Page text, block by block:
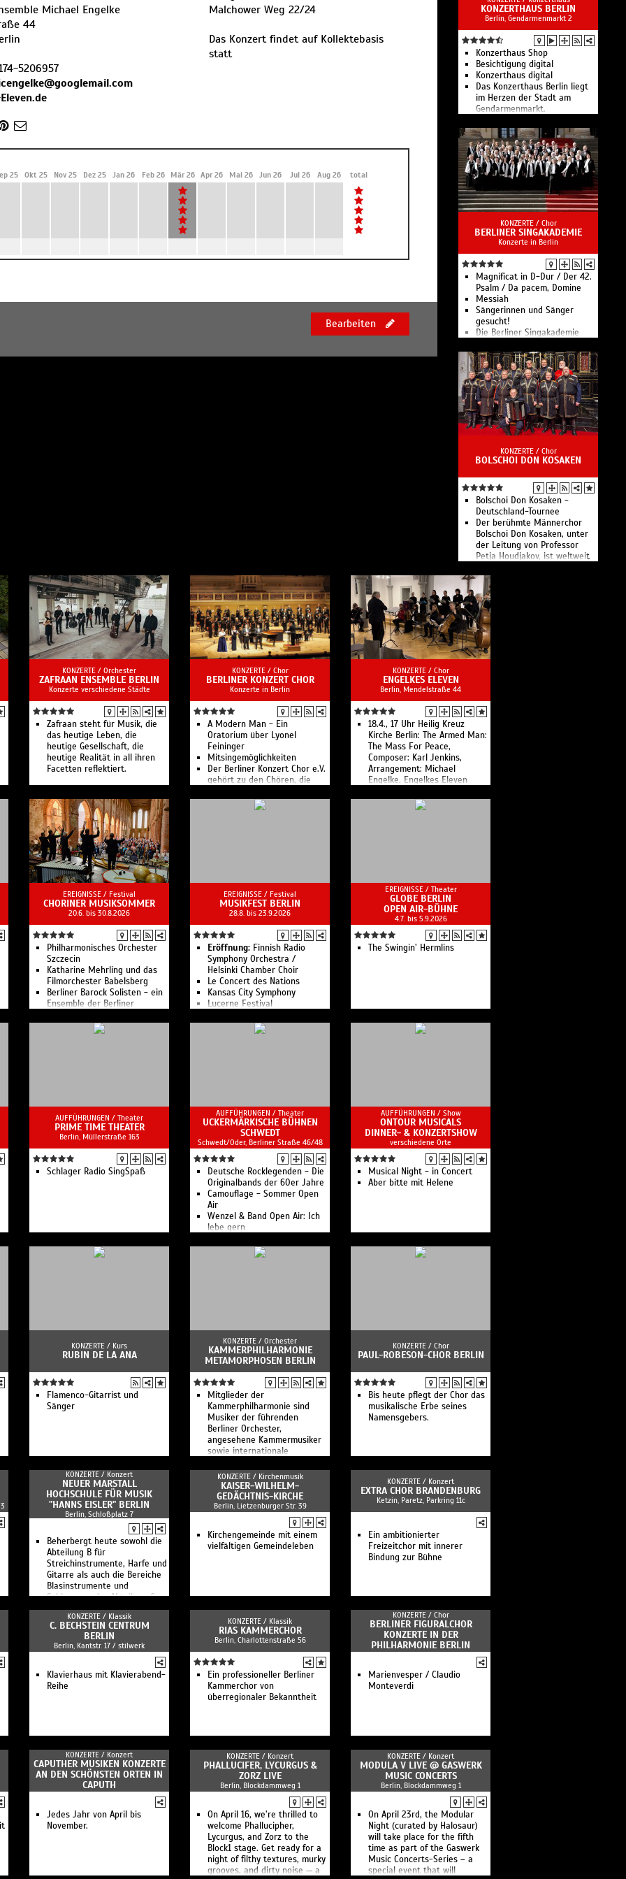
Michael Engelke
44
5206957
Malchower Weg 22/24
Das Konzert findet auf Kollektebasis
statt
25 Okt 25 Nov 25 Dez 25 Jan 26 Feb 26 Mär 26 Apr 26 Mai 26 Jun 26 Jul 26 Aug 26 total
Bearbeiten
Berlin
Konzerte der Berliner
Philharmoniker
KONZERTHAUS BERLIN
Berlin, Gendarmenmarkt 2
Konzerthaus Shop
Besichtigung digital
Konzerthaus digital
Das Konzerthaus Berlin liegt
im Herzen der Stadt am
Gendarmenmarkt.
KONZERTE / Chor
BERLINER SINGAKADEMIE
Konzerte in Berlin
Magnificat in D-Dur / Der 42.
Psalm / Da pacem, Domine
Messiah
Sängerinnen und Sänger
gesucht!
Die Berliner Singakademie
Oratorienchören Berlins.
KONZERTE / Chor
BOLSCHOI DON KOSAKEN
Bolschoi Don Kosaken -
Deutschland-Tournee
Der berühmte Männerchor
Bolschoi Don Kosaken, unter
der Leitung von Professor
Petja Houdjakov, ist weltweit
ausschließlich aus
Opernsolisten besteht.
KONZERTE / Orchester
ZAFRAAN ENSEMBLE BERLIN
Konzerte verschiedene Städte
Zafraan steht für Musik, die
das heutige Leben, die
heutige Gesellschaft, die
heutige Realität in all ihren
Facetten reflektiert.
KONZERTE / Chor
BERLINER KONZERT CHOR
Konzerte in Berlin
A Modern Man - Ein
Oratorium über Lyonel
Feininger
Mitsingemöglichkeiten
Der Berliner Konzert Chor e.V.
gehört zu den Chören, die
in den großen Konzertsälen
der Kulturmetropole Berlin
KONZERTE / Chor
ENGELKES ELEVEN
Berlin, Mendelstraße 44
18.4., 17 Uhr Heilig Kreuz
Kirche Berlin: The Armed Man:
The Mass For Peace,
Composer: Karl Jenkins,
Arrangement: Michael
Engelke, Engelkes Eleven
EREIGNISSE / Festival
CHORINER MUSIKSOMMER
20.6. bis 30.8.2026
Philharmonisches Orchester
Szczecin
Katharine Mehrling und das
Filmorchester Babelsberg
Berliner Barock Solisten - ein
Ensemble der Berliner
RIAS Kammerchor
Staatskapelle Halle
EREIGNISSE / Festival
MUSIKFEST BERLIN
28.8. bis 23.9.2026
Eröffnung: Finnish Radio
Symphony Orchestra /
Helsinki Chamber Choir
Le Concert des Nations
Kansas City Symphony
Lucerne Festival
Freiburger Barockorchester
Konzerthausorchester Berlin
Orchester der Deutschen
Oper Berlin
Staatskapelle Berlin
Wiener Philharmoniker
Berliner Philharmoniker I
Matinee: Orgel & Harfe
Ensemble Resonanz
Rundfunk-Sinfonieorchester
Berlin
Deutsches Symphonie-
Orchester Berlin I
Berliner Philharmoniker II
Vocalsolisten Stuttgart / SWR
Experimentalstudio
Orchester Berlin II
EREIGNISSE / Theater
GLOBE BERLIN
OPEN AIR-BÜHNE
4.7. bis 5.9.2026
The Swingin’ Hermlins
AUFFÜHRUNGEN / Theater
PRIME TIME THEATER
Berlin, ​Müllerstraße 163
Schlager Radio SingSpaß
AUFFÜHRUNGEN / Theater
UCKERMÄRKISCHE BÜHNEN
SCHWEDT
Schwedt/Oder, Berliner Straße 46/48
Deutsche Rocklegenden - Die
Originalbands der 60er Jahre
Camouflage - Sommer Open
Air
Wenzel & Band Open Air: Ich
lebe gern
X-Perience - Electro Pop
Sommer Open Air
AUFFÜHRUNGEN / Show
ONTOUR MUSICALS
DINNER- & KONZERTSHOW
verschiedene Orte
Musical Night - in Concert
Aber bitte mit Helene
KONZERTE / Kurs
RUBIN DE LA ANA
Flamenco-Gitarrist und
Sänger
KONZERTE / Orchester
KAMMERPHILHARMONIE
METAMORPHOSEN BERLIN
Mitglieder der
Kammerphilharmonie sind
Musiker der führenden
Berliner Orchester,
angesehene Kammermusiker
sowie internationale
KONZERTE / Chor
PAUL-ROBESON-CHOR BERLIN
Bis heute pflegt der Chor das
musikalische Erbe seines
Namensgebers.
KONZERTE / Konzert
NEUER MARSTALL
HOCHSCHULE FÜR MUSIK
"HANNS EISLER" BERLIN
Berlin, Schloßplatz 7
Beherbergt heute sowohl die
Abteilung B für
Streichinstrumente, Harfe und
Gitarre als auch die Bereiche
Blasinstrumente und
Schlagzeug der Abteilung C
KONZERTE / Kirchenmusik
KAISER-WILHELM-
GEDÄCHTNIS-KIRCHE
Berlin, Lietzenburger Str. 39
Kirchengemeinde mit einem
vielfältigen Gemeindeleben
KONZERTE / Konzert
EXTRA CHOR BRANDENBURG
Ketzin, Paretz, Parkring 11c
Ein ambitionierter
Freizeitchor mit innerer
Bindung zur Bühne
KONZERTE / Klassik
C. BECHSTEIN CENTRUM
BERLIN
Berlin, Kantstr. 17 / stilwerk
Klavierhaus mit Klavierabend-
Reihe
KONZERTE / Klassik
RIAS KAMMERCHOR
Berlin, Charlottenstraße 56
Ein professioneller Berliner
Kammerchor von
überregionaler Bekanntheit
KONZERTE / Chor
BERLINER FIGURALCHOR
KONZERTE IN DER
PHILHARMONIE BERLIN
Marienvesper / Claudio
Monteverdi
KONZERTE / Konzert
CAPUTHER MUSIKEN KONZERTE
AN DEN SCHÖNSTEN ORTEN IN
CAPUTH
Jedes Jahr von April bis
November.
KONZERTE / Konzert
PHALLUCIFER, LYCURGUS &
ZORZ LIVE
Berlin, Blockdammweg 1
On April 16, we’re thrilled to
welcome Phallucipher,
Lycurgus, and Zorz to the
Block1 stage. Get ready for a
night of filthy textures, murky
grooves, and dirty noise — a
KONZERTE / Konzert
MODULA V LIVE @ GASWERK
MUSIC CONCERTS
Berlin, Blockdammweg 1
On April 23rd, the Modular
Night (curated by Halosaur)
will take place for the fifth
time as part of the Gaswerk
Music Concerts-Series – a
special event that will